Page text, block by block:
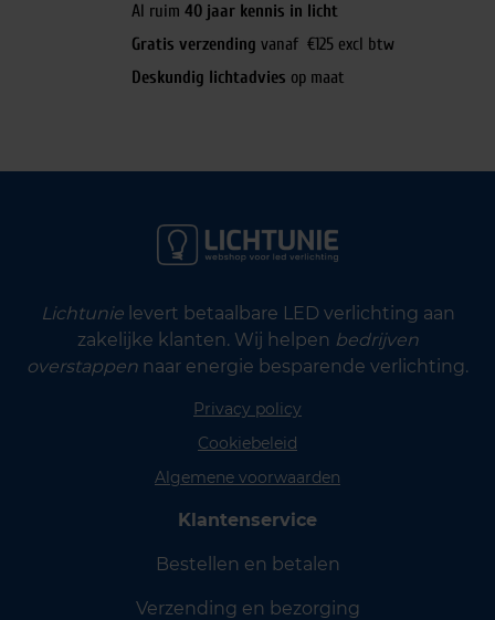
Al ruim 40 jaar kennis in licht
Gratis verzending vanaf €125 excl btw
Deskundig lichtadvies op maat
Lichtunielevert betaalbare LED verlichting aan
zakelijke klanten. Wij helpen bedrijven
overstappen naar energie besparende verlichting.
Privacy policy
Cookiebeleid
Algemene voorwaarden
Klantenservice
Bestellen en betalen
Verzending en bezorging